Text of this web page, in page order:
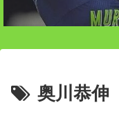
奥川恭伸